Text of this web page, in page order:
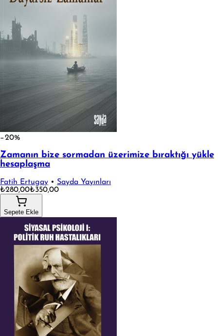
−20%
Zamanın bize sormadan üzerimize bıraktığı yükle
hesaplaşma
Fatih Ertugay • Sayda Yayınları
₺280,00₺350,00
Sepete Ekle